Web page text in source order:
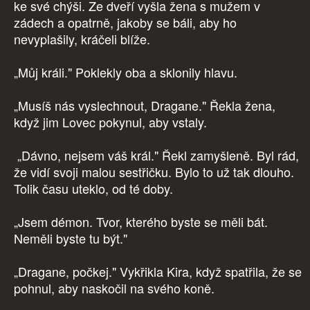
ke své chýši. Ze dveří vyšla žena s mužem v
zádech a opatrně, jakoby se báli, aby ho
nevyplašily, kráčeli blíže.
„Můj králi." Poklekly oba a sklonily hlavu.
„Musíš nás vyslechnout, Dragane." Řekla žena,
když jim Lovec pokynul, aby vstaly.
„Dávno, nejsem váš král." Řekl zamyšleně. Byl rád,
že vidí svoji malou sestřičku. Bylo to už tak dlouho.
Tolik času uteklo, od té doby.
„Jsem démon. Tvor, kterého byste se měli bát.
Neměli byste tu být."
„Dragane, počkej." Vykřikla Kira, když spatřila, že se
pohnul, aby naskočil na svého koně.